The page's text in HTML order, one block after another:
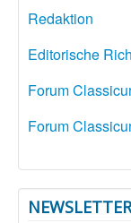
Redaktion
Editorische
Forum
Forum